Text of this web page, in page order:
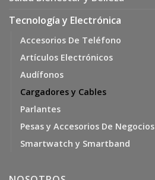
Tecnología y Electrónica
Accesorios De Teléfono
Artículos Electrónicos
Audífonos
Cargadores y Cables
Parlantes
Pesas y Accesorios De Negocios
Smartwatch y Smartband